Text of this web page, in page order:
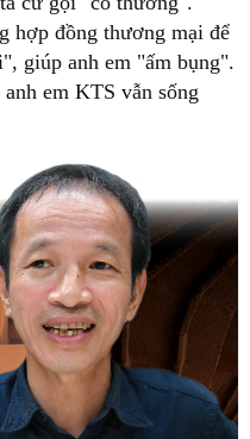
hợp đồng thương mại để
giúp anh em "ấm bụng".
em KTS vẫn sống